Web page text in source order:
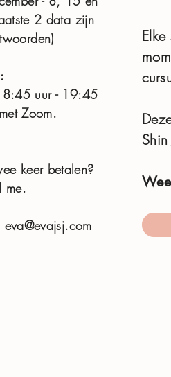
2 data zijn
uur - 19:45
Zoom.
keer betalen?
me.